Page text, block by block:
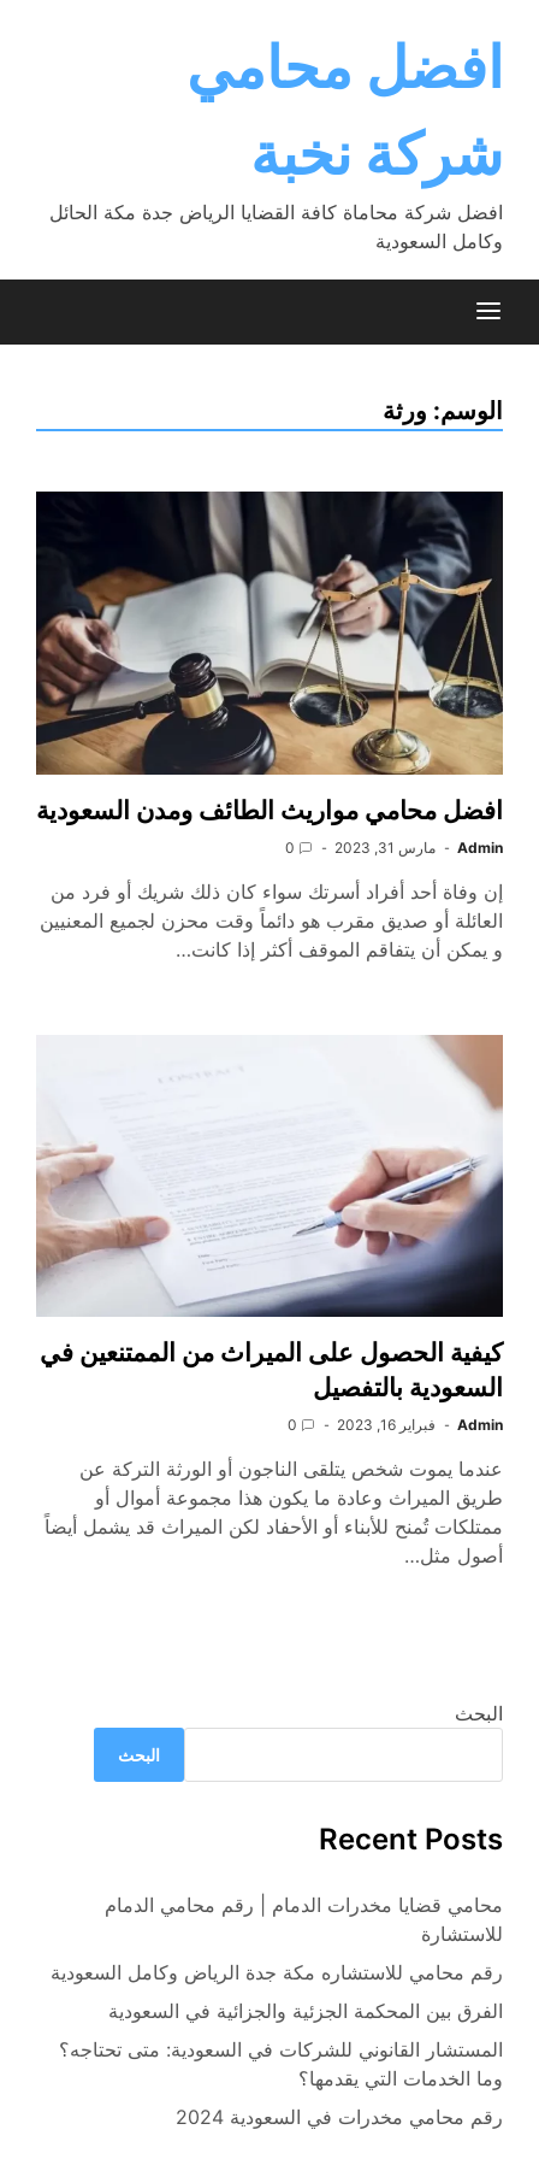
contentافضل محامي
شركة نخبة
افضل شركة محاماة كافة القضايا الرياض جدة مكة الحائل
وكامل السعودية
الوسم: ورثة
افضل محامي مواريث الطائف ومدن السعودية
Admin مارس 31, 2023 0
إن وفاة أحد أفراد أسرتك سواء كان ذلك شريك أو فرد من
العائلة أو صديق مقرب هو دائماً وقت محزن لجميع المعنيين
و يمكن أن يتفاقم الموقف أكثر إذا كانت…
كيفية الحصول على الميراث من الممتنعين في
السعودية بالتفصيل
Admin فبراير 16, 2023 0
عندما يموت شخص يتلقى الناجون أو الورثة التركة عن
طريق الميراث وعادة ما يكون هذا مجموعة أموال أو
ممتلكات تُمنح للأبناء أو الأحفاد لكن الميراث قد يشمل أيضاً
أصول مثل…
البحث
البحث
Recent Posts
محامي قضايا مخدرات الدمام | رقم محامي الدمام
للاستشارة
رقم محامي للاستشاره مكة جدة الرياض وكامل السعودية
الفرق بين المحكمة الجزئية والجزائية في السعودية
المستشار القانوني للشركات في السعودية: متى تحتاجه؟
وما الخدمات التي يقدمها؟
رقم محامي مخدرات في السعودية 2024